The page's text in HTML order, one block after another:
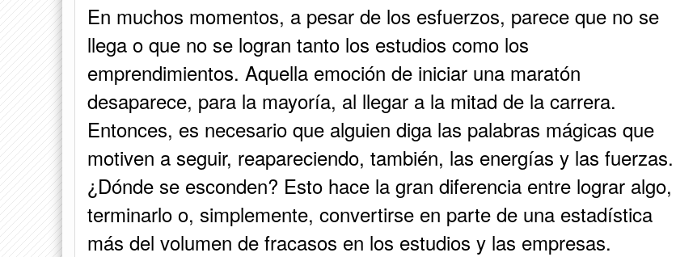
En muchos momentos, a pesar de los esfuerzos, parece que no se
llega o que no se logran tanto los estudios como los
emprendimientos. Aquella emoción de iniciar una maratón
desaparece, para la mayoría, al llegar a la mitad de la carrera.
Entonces, es necesario que alguien diga las palabras mágicas que
motiven a seguir, reapareciendo, también, las energías y las fuerzas.
¿Dónde se esconden? Esto hace la gran diferencia entre lograr algo,
terminarlo o, simplemente, convertirse en parte de una estadística
más del volumen de fracasos en los estudios y las empresas.